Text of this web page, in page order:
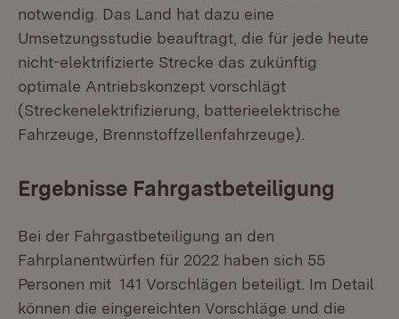
notwendig. Das Land hat dazu eine
Umsetzungsstudie beauftragt, die für jede heute
nicht-elektrifizierte Strecke das zukünftig
optimale Antriebskonzept vorschlägt
(Streckenelektrifizierung, batterieelektrische
Fahrzeuge, Brennstoffzellenfahrzeuge).
Ergebnisse Fahrgastbeteiligung
Bei der Fahrgastbeteiligung an den
Fahrplanentwürfen für 2022 haben sich 55
Personen mit 141 Vorschlägen beteiligt. Im Detail
können die eingereichten Vorschläge und die